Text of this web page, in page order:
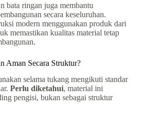
bata ringan juga membantu
secara keseluruhan.
modern menggunakan produk dari
memastikan kualitas material tetap
Aman Secara Struktur?
selama tukang mengikuti standar
Perlu diketahui, material ini
pengisi, bukan sebagai struktur